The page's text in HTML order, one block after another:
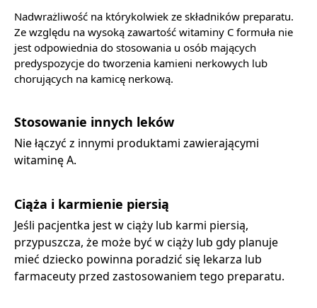
Nadwrażliwość na którykolwiek ze składników preparatu.
Ze względu na wysoką zawartość witaminy C formuła nie
jest odpowiednia do stosowania u osób mających
predyspozycje do tworzenia kamieni nerkowych lub
chorujących na kamicę nerkową.
Stosowanie innych leków
Nie łączyć z innymi produktami zawierającymi
witaminę A.
Ciąża i karmienie piersią
Jeśli pacjentka jest w ciąży lub karmi piersią,
przypuszcza, że może być w ciąży lub gdy planuje
mieć dziecko powinna poradzić się lekarza lub
farmaceuty przed zastosowaniem tego preparatu.